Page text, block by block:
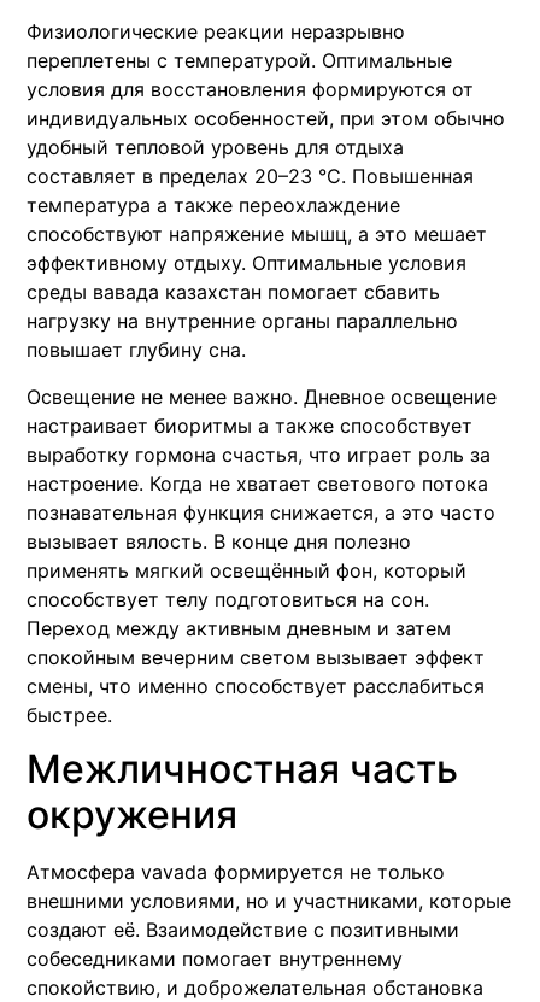
Физиологические реакции неразрывно
переплетены с температурой. Оптимальные
условия для восстановления формируются от
индивидуальных особенностей, при этом обычно
удобный тепловой уровень для отдыха
составляет в пределах 20–23 °C. Повышенная
температура а также переохлаждение
способствуют напряжение мышц, а это мешает
эффективному отдыху. Оптимальные условия
среды вавада казахстан помогает сбавить
нагрузку на внутренние органы параллельно
повышает глубину сна.
Освещение не менее важно. Дневное освещение
настраивает биоритмы а также способствует
выработку гормона счастья, что играет роль за
настроение. Когда не хватает светового потока
познавательная функция снижается, а это часто
вызывает вялость. В конце дня полезно
применять мягкий освещённый фон, который
способствует телу подготовиться на сон.
Переход между активным дневным и затем
спокойным вечерним светом вызывает эффект
смены, что именно способствует расслабиться
быстрее.
Межличностная часть
окружения
Атмосфера vavada формируется не только
внешними условиями, но и участниками, которые
создают её. Взаимодействие с позитивными
собеседниками помогает внутреннему
спокойствию, и доброжелательная обстановка